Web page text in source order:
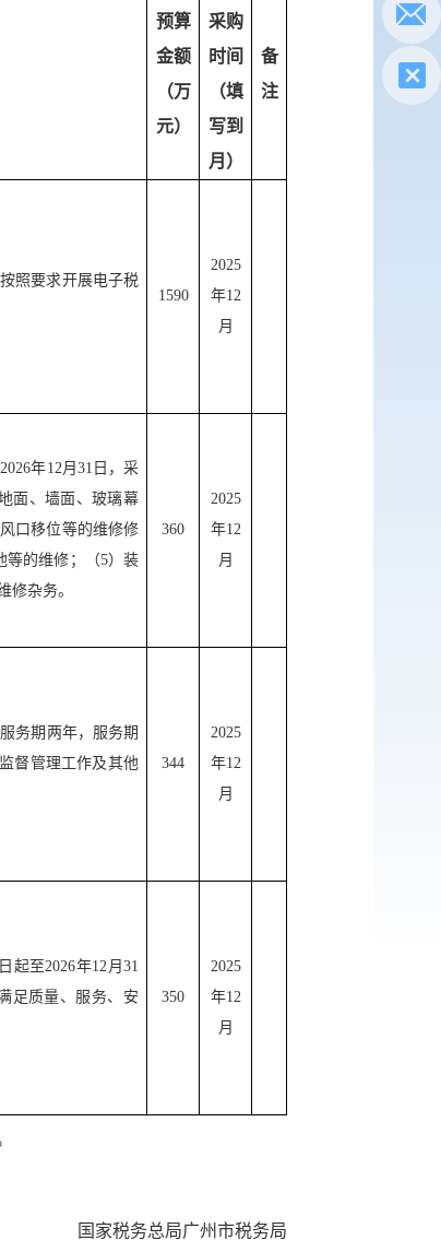
预算
金额
（万
元）
采购
时间
（填
写到
月）
备
注
照要求开展电子税
1590
2025
年12
月
2026年12 月 31 日， 采
面、墙面、玻璃幕
口移位等的维修修
等的维修；（5）装
修杂务。
360
2025
年12
月
务期 两年，服务期
督管理工作及其他
344
2025
年12
月
起至2026年12 月 31
足质量、服务、安
350
2025
年12
月
国家税务总局广州市税务局
电子
税惠通